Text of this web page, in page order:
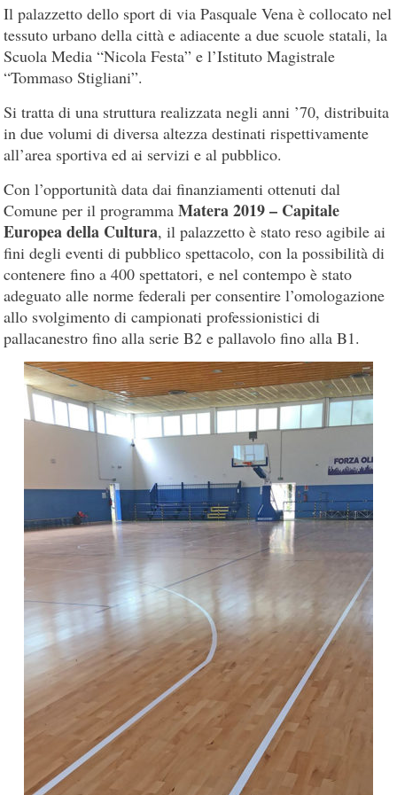
Il palazzetto dello sport di via Pasquale Vena è collocato nel
tessuto urbano della città e adiacente a due scuole statali, la
Scuola Media “Nicola Festa” e l’Istituto Magistrale
“Tommaso Stigliani”.
Si tratta di una struttura realizzata negli anni ’70, distribuita
in due volumi di diversa altezza destinati rispettivamente
all’area sportiva ed ai servizi e al pubblico.
Con l’opportunità data dai finanziamenti ottenuti dal
Comune per il programmaMatera 2019 – Capitale
Europea della Cultura, il palazzetto è stato reso agibile ai
fini degli eventi di pubblico spettacolo, con la possibilità di
contenere fino a 400 spettatori, e nel contempo è stato
adeguato alle norme federali per consentire l’omologazione
allo svolgimento di campionati professionistici di
pallacanestro fino alla serie B2 e pallavolo fino alla B1.